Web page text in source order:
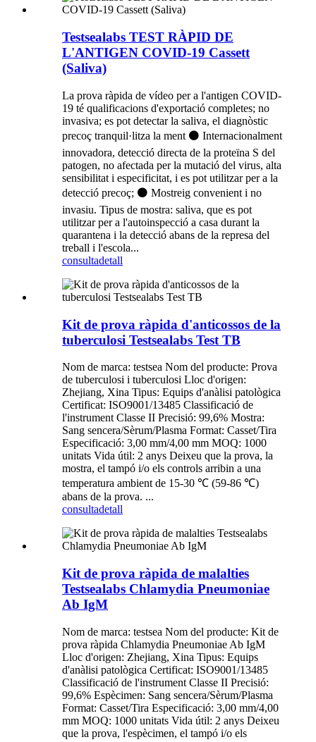
Testsealabs TEST RÀPID DE
L'ANTIGEN COVID-19 Cassett
(Saliva)
La prova ràpida de vídeo per a l'antigen COVID-
19 té qualificacions d'exportació completes; no
invasiva; es pot detectar la saliva, el diagnòstic
precoç tranquil·litza la ment ⚫ Internacionalment
innovadora, detecció directa de la proteïna S del
patogen, no afectada per la mutació del virus, alta
sensibilitat i especificitat, i es pot utilitzar per a la
detecció precoç; ⚫ Mostreig convenient i no
invasiu. Tipus de mostra: saliva, que es pot
utilitzar per a l'autoinspecció a casa durant la
quarantena i la detecció abans de la represa del
treball i l'escola...
consultadetall
Kit de prova ràpida d'anticossos de la
tuberculosi Testsealabs Test TB
Nom de marca: testsea Nom del producte: Prova
de tuberculosi i tuberculosi Lloc d'origen:
Zhejiang, Xina Tipus: Equips d'anàlisi patològica
Certificat: ISO9001/13485 Classificació de
l'instrument Classe II Precisió: 99,6% Mostra:
Sang sencera/Sèrum/Plasma Format: Casset/Tira
Especificació: 3,00 mm/4,00 mm MOQ: 1000
unitats Vida útil: 2 anys Deixeu que la prova, la
mostra, el tampó i/o els controls arribin a una
temperatura ambient de 15-30 ℃ (59-86 ℃)
abans de la prova. ...
consultadetall
Kit de prova ràpida de malalties
Testsealabs Chlamydia Pneumoniae
Ab IgM
Nom de marca: testsea Nom del producte: Kit de
prova ràpida Chlamydia Pneumoniae Ab IgM
Lloc d'origen: Zhejiang, Xina Tipus: Equips
d'anàlisi patològica Certificat: ISO9001/13485
Classificació de l'instrument Classe II Precisió:
99,6% Espècimen: Sang sencera/Sèrum/Plasma
Format: Casset/Tira Especificació: 3,00 mm/4,00
mm MOQ: 1000 unitats Vida útil: 2 anys Deixeu
que la prova, l'espècimen, el tampó i/o els